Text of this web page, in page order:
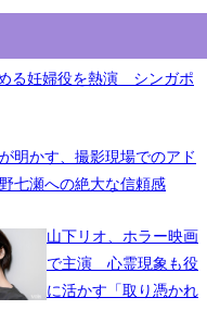
る妊婦役を熱演 シンガポ
明かす、撮影現場でのアド
七瀬への絶大な信頼感
山下リオ、ホラー映画
で主演 心霊現象も役
に活かす「取り憑かれ